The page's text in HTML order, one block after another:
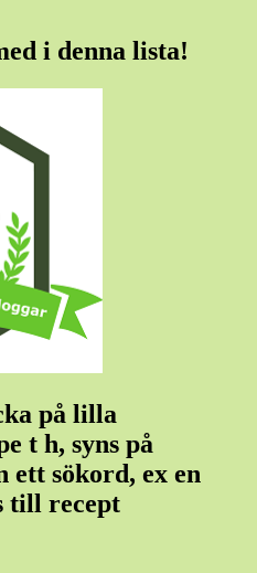
i denna lista!
på lilla
t h, syns på
ett sökord, ex en
till recept